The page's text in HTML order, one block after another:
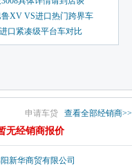
XV VS进口热门跨界车
口紧凑级平台车对比
申请车贷
查看全部经销商>>
无经销商报价
新华商贸有限公司